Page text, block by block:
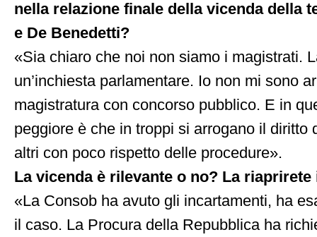
nella relazione finale della vicenda della
e De Benedetti?
«Sia chiaro che noi non siamo i magistrati.
un’inchiesta parlamentare. Io non mi sono
magistratura con concorso pubblico. E in
peggiore è che in troppi si arrogano il diritto
altri con poco rispetto delle procedure».
La vicenda è rilevante o no? La
«La Consob ha avuto gli incartamenti, ha
il caso. La Procura della Repubblica ha